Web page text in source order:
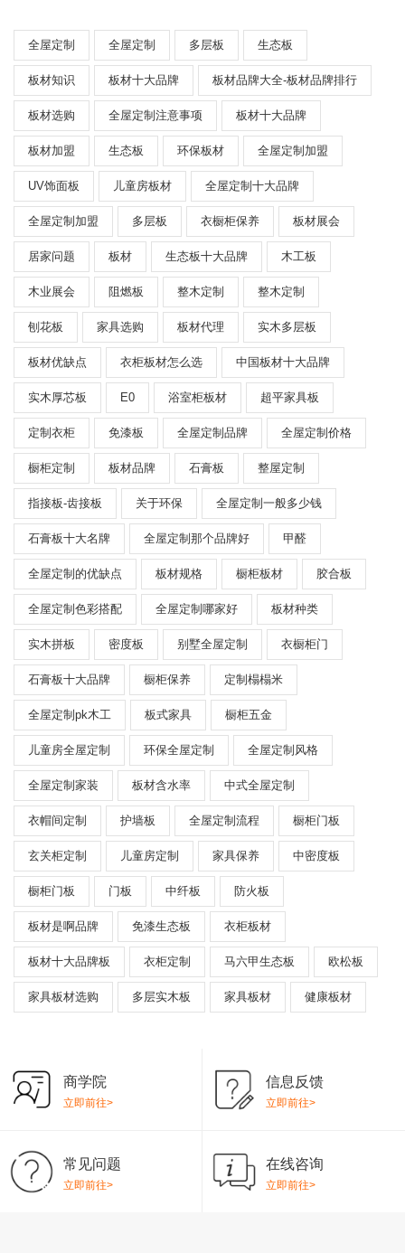
全屋定制 全屋定制 多层板 生态板
板材知识 板材十大品牌 板材品牌大全-板材品牌排行
板材选购 全屋定制注意事项 板材十大品牌
板材加盟 生态板 环保板材 全屋定制加盟
UV饰面板 儿童房板材 全屋定制十大品牌
全屋定制加盟 多层板 衣橱柜保养 板材展会
居家问题 板材 生态板十大品牌 木工板
木业展会 阻燃板 整木定制 整木定制
刨花板 家具选购 板材代理 实木多层板
板材优缺点 衣柜板材怎么选 中国板材十大品牌
实木厚芯板 E0 浴室柜板材 超平家具板
定制衣柜 免漆板 全屋定制品牌 全屋定制价格
橱柜定制 板材品牌 石膏板 整屋定制
指接板-齿接板 关于环保 全屋定制一般多少钱
石膏板十大名牌 全屋定制那个品牌好 甲醛
全屋定制的优缺点 板材规格 橱柜板材 胶合板
全屋定制色彩搭配 全屋定制哪家好 板材种类
实木拼板 密度板 别墅全屋定制 衣橱柜门
石膏板十大品牌 橱柜保养 定制榻榻米
全屋定制pk木工 板式家具 橱柜五金
儿童房全屋定制 环保全屋定制 全屋定制风格
全屋定制家装 板材含水率 中式全屋定制
衣帽间定制 护墙板 全屋定制流程 橱柜门板
玄关柜定制 儿童房定制 家具保养 中密度板
橱柜门板 门板 中纤板 防火板
板材是啊品牌 免漆生态板 衣柜板材
板材十大品牌板 衣柜定制 马六甲生态板 欧松板
家具板材选购 多层实木板 家具板材 健康板材
商学院
立即前往>
信息反馈
立即前往>
常见问题
立即前往>
在线咨询
立即前往>